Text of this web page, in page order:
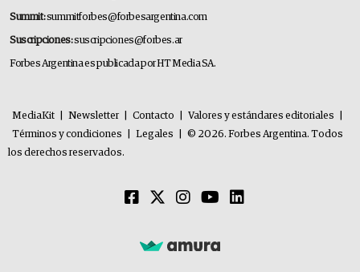
Summit:summitforbes@forbesargentina.com
Suscripciones:suscripciones@forbes.ar
Forbes Argentina es publicada por HT Media SA.
MediaKit Newsletter Contacto Valores y estándares editoriales
Términos y condiciones
Legales
© 2026. Forbes Argentina. Todos
los derechos reservados.